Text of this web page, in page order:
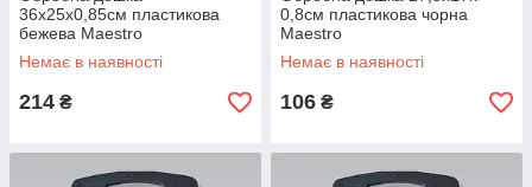
36х25х0,85см пластикова
бежева Maestro
Немає в наявності
214 ₴
0,8см пластикова чорна
Maestro
Немає в наявності
106 ₴